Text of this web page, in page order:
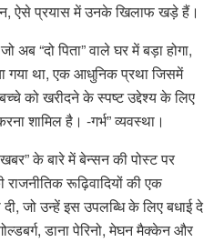
ऐसे प्रयास में उनके खिलाफ खड़े हैं।
“दो पिता” वाले घर में बड़ा होगा,
गया था, एक आधुनिक प्रथा जिसमें
को खरीदने के स्पष्ट उद्देश्य के लिए
शामिल है। -गर्भ” व्यवस्था।
के बारे में बेन्सन की पोस्ट पर
रूढ़िवादियों की एक
जो उन्हें इस उपलब्धि के लिए बधाई दे
डाना पेरिनो, मेघन मैक्केन और